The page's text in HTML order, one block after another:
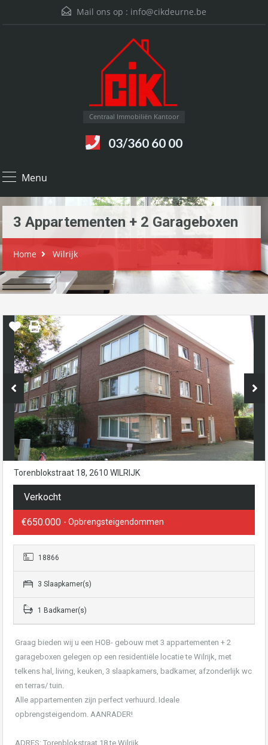
Mail ons op : info@cikdeurne.be
Centraal Immobiliën Kantoor
03/360 60 00
Menu
3 Appartementen + 2 Garageboxen
Home Wilrijk
Torenblokstraat 18, 2610 WILRIJK
Verkocht
€650.000 - Opbrengsteigendommen
18866
3 Slaapkamer(s)
1 Badkamer(s)
Graag bieden wij u een HOB- gebouw met 3 appartementen + 2
garageboxen gelegen op een residentiële locatie te Wilrijk, met
telkens hal, living, keuken, 3 slaapkamers, badkamer, afzonderlijk wc
en terras/ tuin.
Alle appartementen zijn perfect verhuurd. Ideale
opbrengsteigendom. AANRADER!
ADRES: Torenblokstraat 18 te Wilrijk